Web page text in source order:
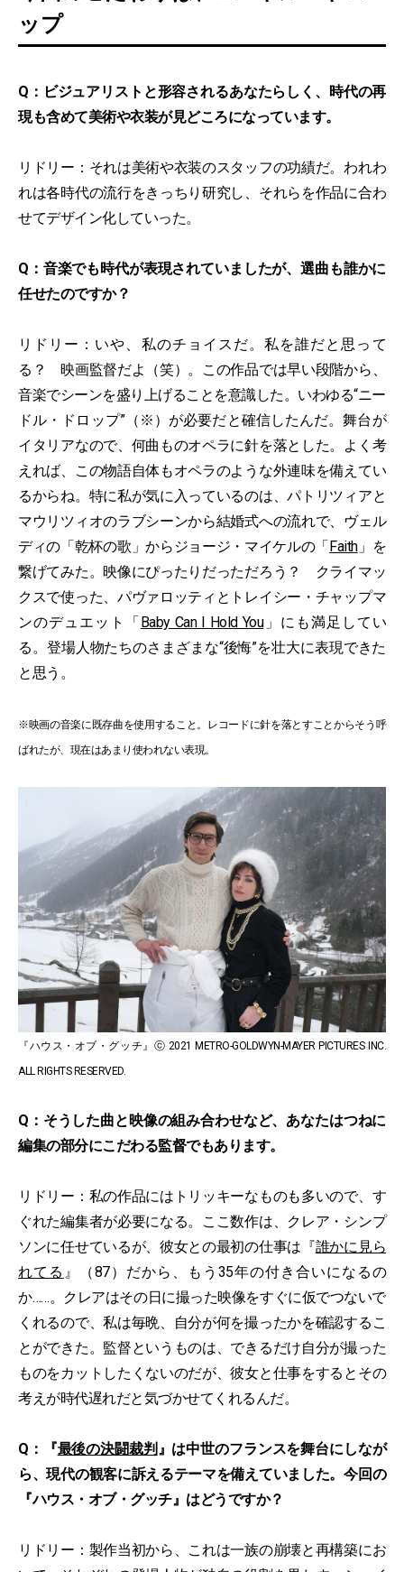
ップ
Q：ビジュアリストと形容されるあなたらしく、時代の再
現も含めて美術や衣装が見どころになっています。
リドリー：それは美術や衣装のスタッフの功績だ。われわ
れは各時代の流行をきっちり研究し、それらを作品に合わ
せてデザイン化していった。
Q：音楽でも時代が表現されていましたが、選曲も誰かに
任せたのですか？
リドリー：いや、私のチョイスだ。私を誰だと思って
る？ 映画監督だよ（笑）。この作品では早い段階から、
音楽でシーンを盛り上げることを意識した。いわゆる“ニー
ドル・ドロップ”（※）が必要だと確信したんだ。舞台が
イタリアなので、何曲ものオペラに針を落とした。よく考
えれば、この物語自体もオペラのような外連味を備えてい
るからね。特に私が気に入っているのは、パトリツィアと
マウリツィオのラブシーンから結婚式への流れで、ヴェル
ディの「乾杯の歌」からジョージ・マイケルの「Faith」を
繋げてみた。映像にぴったりだっただろう？ クライマッ
クスで使った、パヴァロッティとトレイシー・チャップマ
ンのデュエット「Baby Can I Hold You」にも満足してい
る。登場人物たちのさまざまな“後悔”を壮大に表現できた
と思う。
※映画の音楽に既存曲を使用すること。レコードに針を落とすことからそう呼
ばれたが、現在はあまり使われない表現。
『ハウス・オブ・グッチ』ⓒ 2021 METRO-GOLDWYN-MAYER PICTURES INC.
ALL RIGHTS RESERVED.
Q：そうした曲と映像の組み合わせなど、あなたはつねに
編集の部分にこだわる監督でもあります。
リドリー：私の作品にはトリッキーなものも多いので、す
ぐれた編集者が必要になる。ここ数作は、クレア・シンプ
ソンに任せているが、彼女との最初の仕事は『誰かに見ら
れてる 』（87）だから、もう35年の付き合いになるの
か……。クレアはその日に撮った映像をすぐに仮でつないで
くれるので、私は毎晩、自分が何を撮ったかを確認するこ
とができた。監督というものは、できるだけ自分が撮った
ものをカットしたくないのだが、彼女と仕事をするとその
考えが時代遅れだと気づかせてくれるんだ。
Q：『最後の決闘裁判 』は中世のフランスを舞台にしなが
ら、現代の観客に訴えるテーマを備えていました。今回の
『ハウス・オブ・グッチ』はどうですか？
リドリー：製作当初から、これは一族の崩壊と再構築にお